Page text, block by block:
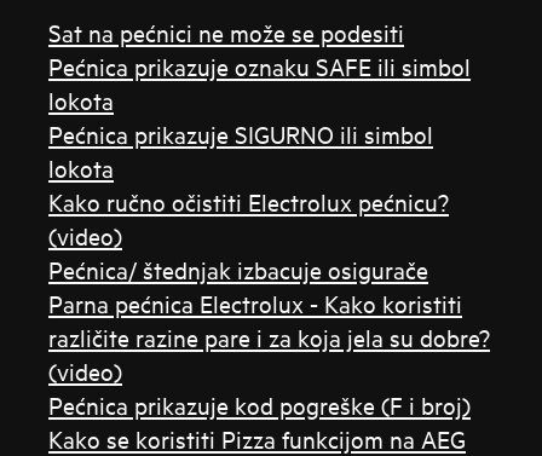
Sat na pećnici ne može se podesiti
Pećnica prikazuje oznaku SAFE ili simbol
lokota
Pećnica prikazuje SIGURNO ili simbol
lokota
Kako ručno očistiti Electrolux pećnicu?
(video)
Pećnica/ štednjak izbacuje osigurače
Parna pećnica Electrolux - Kako koristiti
različite razine pare i za koja jela su dobre?
(video)
Pećnica prikazuje kod pogreške (F i broj)
Kako se koristiti Pizza funkcijom na AEG